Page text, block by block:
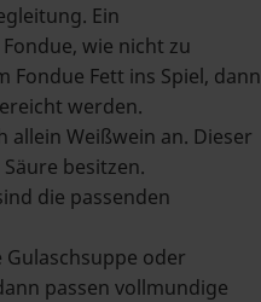
Ein
wie nicht zu
Fett ins Spiel, dann
werden.
allein Weißwein an. Dieser
besitzen.
die passenden
oder
passen vollmundige